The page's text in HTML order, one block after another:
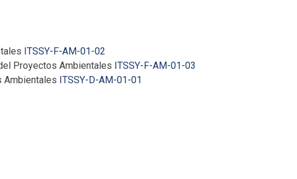
ITSSY-F-AM-01-02
Proyectos Ambientales ITSSY-F-AM-01-03
Ambientales ITSSY-D-AM-01-01